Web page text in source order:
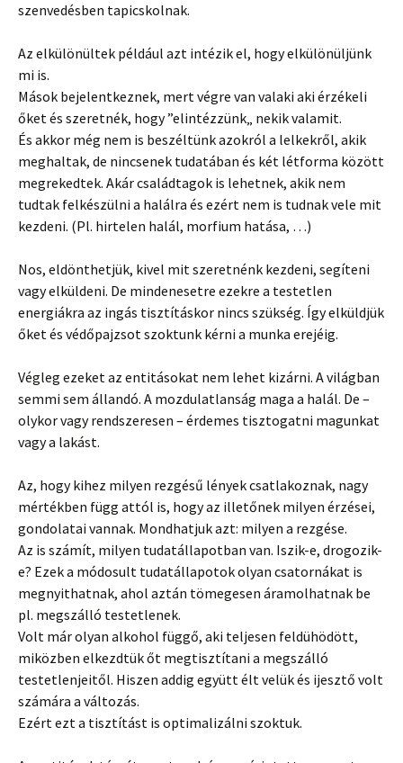
szenvedésben tapicskolnak.
Az elkülönültek például azt intézik el, hogy elkülönüljünk
mi is.
Mások bejelentkeznek, mert végre van valaki aki érzékeli
őket és szeretnék, hogy ”elintézzünk„ nekik valamit.
És akkor még nem is beszéltünk azokról a lelkekről, akik
meghaltak, de nincsenek tudatában és két létforma között
megrekedtek. Akár családtagok is lehetnek, akik nem
tudtak felkészülni a halálra és ezért nem is tudnak vele mit
kezdeni. (Pl. hirtelen halál, morfium hatása, …)
Nos, eldönthetjük, kivel mit szeretnénk kezdeni, segíteni
vagy elküldeni. De mindenesetre ezekre a testetlen
energiákra az ingás tisztításkor nincs szükség. Így elküldjük
őket és védőpajzsot szoktunk kérni a munka erejéig.
Végleg ezeket az entitásokat nem lehet kizárni. A világban
semmi sem állandó. A mozdulatlanság maga a halál. De –
olykor vagy rendszeresen – érdemes tisztogatni magunkat
vagy a lakást.
Az, hogy kihez milyen rezgésű lények csatlakoznak, nagy
mértékben függ attól is, hogy az illetőnek milyen érzései,
gondolatai vannak. Mondhatjuk azt: milyen a rezgése.
Az is számít, milyen tudatállapotban van. Iszik-e, drogozik-
e? Ezek a módosult tudatállapotok olyan csatornákat is
megnyithatnak, ahol aztán tömegesen áramolhatnak be
pl. megszálló testetlenek.
Volt már olyan alkohol függő, aki teljesen feldühödött,
miközben elkezdtük őt megtisztítani a megszálló
testetlenjeitől. Hiszen addig együtt élt velük és ijesztő volt
számára a változás.
Ezért ezt a tisztítást is optimalizálni szoktuk.